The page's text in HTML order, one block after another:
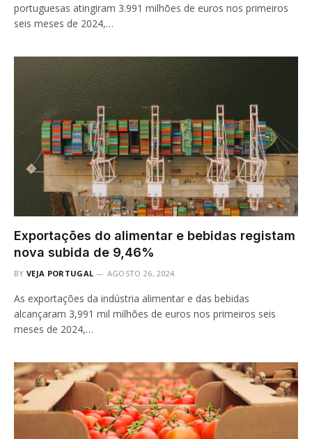
portuguesas atingiram 3.991 milhões de euros nos primeiros
seis meses de 2024,…
Exportações do alimentar e bebidas registam
nova subida de 9,46%
BY VEJA PORTUGAL AGOSTO 26, 2024
As exportações da indústria alimentar e das bebidas
alcançaram 3,991 mil milhões de euros nos primeiros seis
meses de 2024,…